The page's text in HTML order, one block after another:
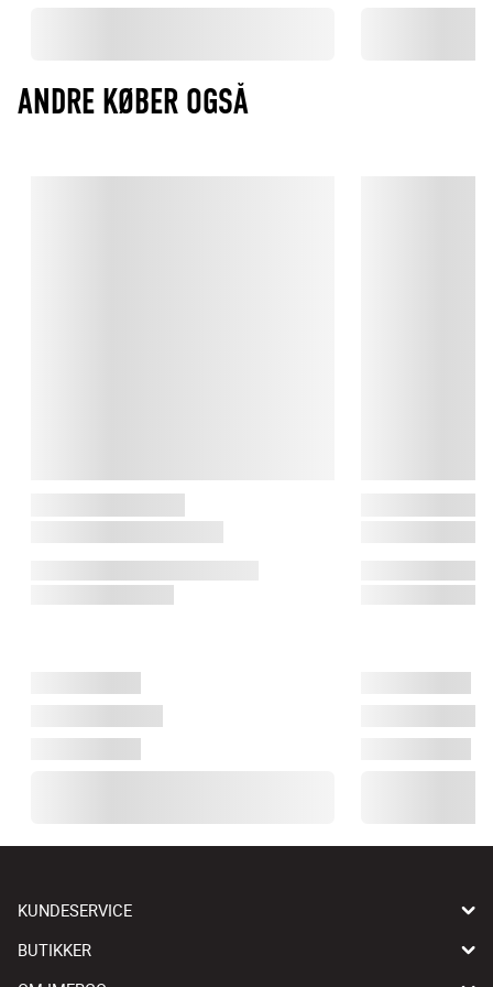
ANDRE KØBER OGSÅ
KUNDESERVICE
BUTIKKER